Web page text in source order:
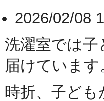
2026/02/08
洗濯室では
届けています
時折、子ど